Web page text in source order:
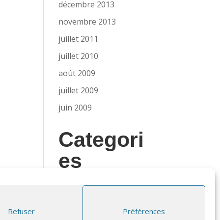
Refuser Préférences
décembre 2013
novembre 2013
juillet 2011
juillet 2010
août 2009
juillet 2009
juin 2009
Categori
es